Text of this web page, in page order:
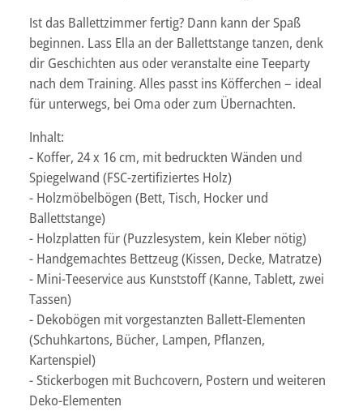
Ist das Ballettzimmer fertig? Dann kann der Spaß
beginnen. Lass Ella an der Ballettstange tanzen, denk
dir Geschichten aus oder veranstalte eine Teeparty
nach dem Training. Alles passt ins Köfferchen – ideal
für unterwegs, bei Oma oder zum Übernachten.
Inhalt:
- Koffer, 24 x 16 cm, mit bedruckten Wänden und
Spiegelwand (FSC-zertifiziertes Holz)
- Holzmöbelbögen (Bett, Tisch, Hocker und
Ballettstange)
- Holzplatten für (Puzzlesystem, kein Kleber nötig)
- Handgemachtes Bettzeug (Kissen, Decke, Matratze)
- Mini-Teeservice aus Kunststoff (Kanne, Tablett, zwei
Tassen)
- Dekobögen mit vorgestanzten Ballett-Elementen
(Schuhkartons, Bücher, Lampen, Pflanzen,
Kartenspiel)
- Stickerbogen mit Buchcovern, Postern und weiteren
Deko-Elementen